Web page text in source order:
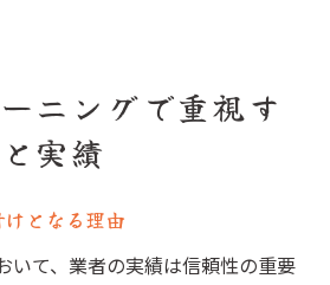
ニングで重視す
実績
となる理由
いて、業者の実績は信頼性の重要